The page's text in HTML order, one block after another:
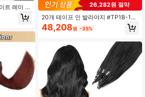
트 레미 인
러, 살롱
어피스, 완
26,282원 절약
20개 테이프 인 발라야지 #TP1B-16-
1B 내추럴 블랙 & 골드 옴브레 심리스
레미 인모 헤어 익스텐션, 그라데이션
48,208원 -35%